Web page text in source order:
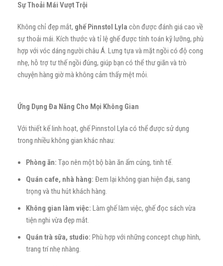
Sự Thoải Mái Vượt Trội
Không chỉ đẹp mắt, ghế Pinnstol Lyla còn được đánh giá cao về
sự thoải mái. Kích thước và tỉ lệ ghế được tính toán kỹ lưỡng, phù
hợp với vóc dáng người châu Á. Lưng tựa và mặt ngồi có độ cong
nhẹ, hỗ trợ tư thế ngồi đúng, giúp bạn có thể thư giãn và trò
chuyện hàng giờ mà không cảm thấy mệt mỏi.
Ứng Dụng Đa Năng Cho Mọi Không Gian
Với thiết kế linh hoạt, ghế Pinnstol Lyla có thể được sử dụng
trong nhiều không gian khác nhau:
Phòng ăn: Tạo nên một bộ bàn ăn ấm cúng, tinh tế.
Quán cafe, nhà hàng: Đem lại không gian hiện đại, sang
trọng và thu hút khách hàng.
Không gian làm việc: Làm ghế làm việc, ghế đọc sách vừa
tiện nghi vừa đẹp mắt.
Quán trà sữa, studio: Phù hợp với những concept chụp hình,
trang trí nhẹ nhàng.